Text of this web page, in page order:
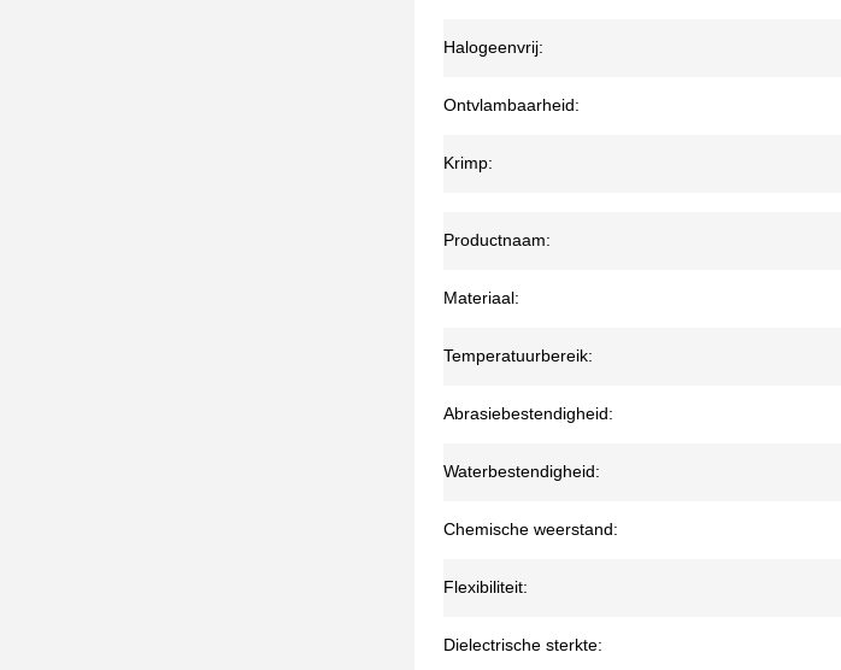
Halogeenvrij:
Ontvlambaarheid:
Krimp:
Productnaam:
Materiaal:
Temperatuurbereik:
Abrasiebestendigheid:
Waterbestendigheid:
Chemische weerstand:
Flexibiliteit:
Dielectrische sterkte: